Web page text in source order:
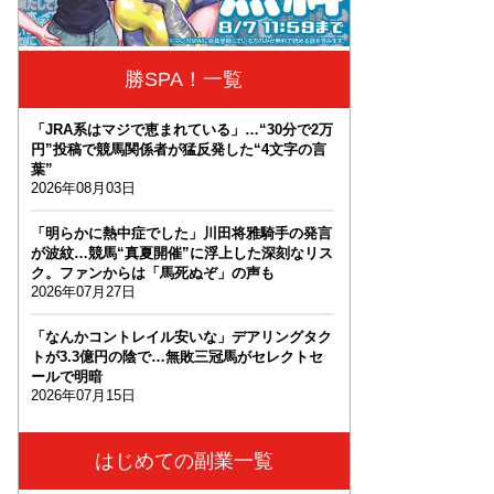
勝SPA！一覧
「JRA系はマジで恵まれている」…“30分で2万
円”投稿で競馬関係者が猛反発した“4文字の言
葉”
2026年08月03日
「明らかに熱中症でした」川田将雅騎手の発言
が波紋…競馬“真夏開催”に浮上した深刻なリス
ク。ファンからは「馬死ぬぞ」の声も
2026年07月27日
「なんかコントレイル安いな」デアリングタク
トが3.3億円の陰で…無敗三冠馬がセレクトセ
ールで明暗
2026年07月15日
はじめての副業一覧